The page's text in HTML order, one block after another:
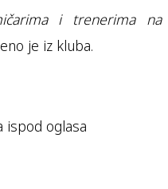
i trenerima na
je iz kluba.
ispod oglasa